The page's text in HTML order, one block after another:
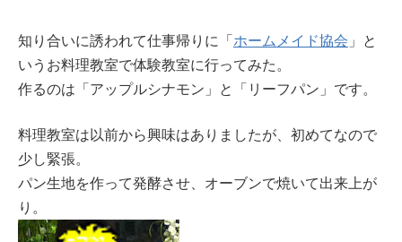
知り合いに誘われて仕事帰りに「 ホームメイド協会 」と
いうお料理教室で体験教室に行ってみた。
作るのは「アップルシナモン」と「リーフパン」です。
料理教室は以前から興味はありましたが、初めてなので
少し緊張。
パン生地を作って発酵させ、オーブンで焼いて出来上が
り。